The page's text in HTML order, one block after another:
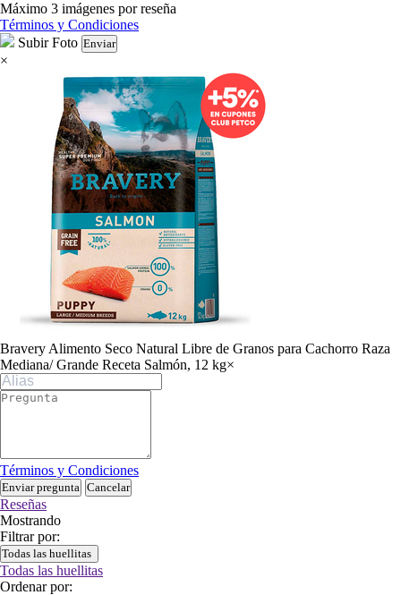
Máximo 3 imágenes por reseña
Términos y Condiciones
Subir Foto Enviar
×
Bravery Alimento Seco Natural Libre de Granos para Cachorro Raza
Mediana/ Grande Receta Salmón, 12 kg×
Términos y Condiciones
Enviar pregunta Cancelar
Reseñas
Mostrando
Filtrar por:
Todas las huellitas
Todas las huellitas
Ordenar por: